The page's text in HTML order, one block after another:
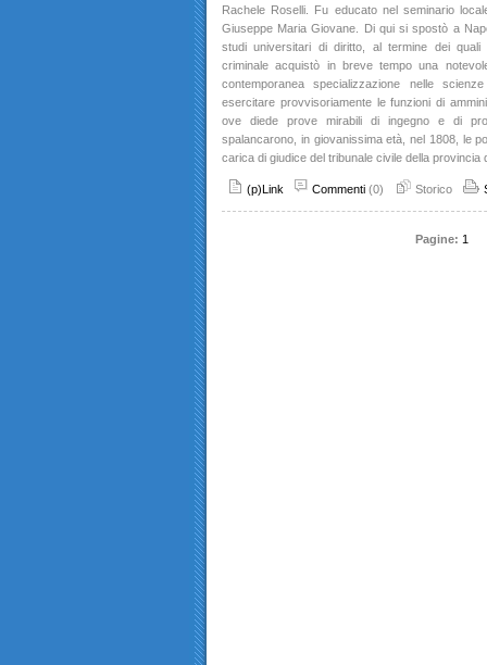
Rachele Roselli. Fu educato nel seminario
Giuseppe Maria Giovane. Di qui si spostò a
studi universitari di diritto, al termine dei
criminale acquistò in breve tempo una
contemporanea specializzazione nelle
esercitare provvisoriamente le funzioni di
ove diede prove mirabili di ingegno e di
spalancarono, in giovanissima età, nel 1808, le
carica di giudice del tribunale civile della provincia
(p)Link Commenti (0) Storico
Pagine: 1